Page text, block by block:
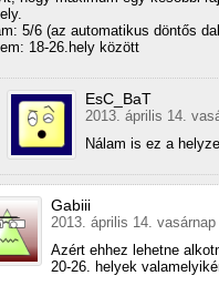
5/6 (az automatikus döntős
18-26.hely között
EsC_BaT
2013. április 14.
Nálam is ez a
Gabiii
2013. április 14.
Azért ehhez lehetne
20-26. helyek